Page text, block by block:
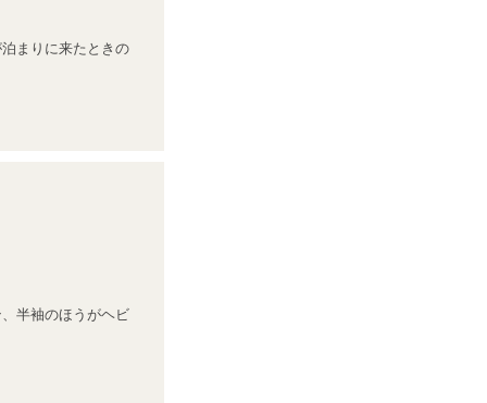
まりに来たときの
半袖のほうがヘビ